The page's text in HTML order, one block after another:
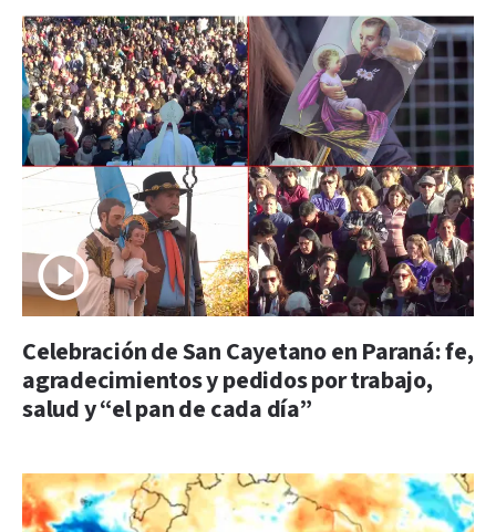
Celebración de San Cayetano en Paraná: fe,
agradecimientos y pedidos por trabajo,
salud y “el pan de cada día”